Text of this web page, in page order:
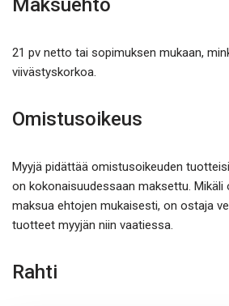
Maksuehto
21 pv netto tai sopimuksen mukaan,
viivästyskorkoa.
Omistusoikeus
Myyjä pidättää omistusoikeuden
on kokonaisuudessaan maksettu.
maksua ehtojen mukaisesti, on ostaja
tuotteet myyjän niin vaatiessa.
Rahti